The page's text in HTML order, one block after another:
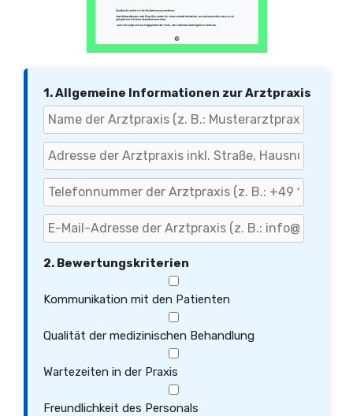
1. Allgemeine Informationen zur Arztpraxis
2. Bewertungskriterien
Kommunikation mit den Patienten
Qualität der medizinischen Behandlung
Wartezeiten in der Praxis
Freundlichkeit des Personals